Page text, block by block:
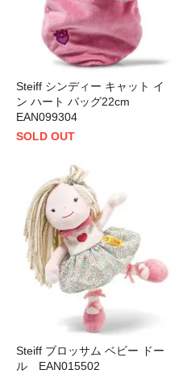
Steiff シンディー キャット イ
ン ハート バッグ22cm
EAN099304
SOLD OUT
Steiff ブロッサム ベビー ドー
ル EAN015502